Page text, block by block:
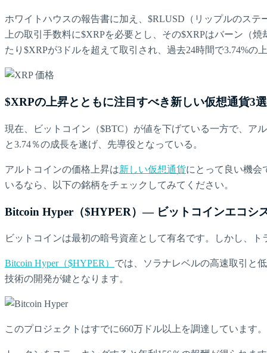
ホワイトハウスの報告書に加え、$RLUSD（リップルのス
上の取引手数料に$XRPを必要とし、その$XRPはバーン（
たり$XRPが3ドルを超えて取引され、過去24時間で3.74%の
$XRPの上昇とともに注目すべき新しい仮想通貨3選
現在、ビットコイン（$BTC）が値を下げている一方で、ア
と3.74％の成長を遂げ、先導役となっている。
アルトコインの価格上昇は新しい仮想通貨にとって良い機会
いるなら、以下の銘柄をチェックしてみてください。
Bitcoin Hyper（$HYPER）— ビットコインエコシ
ビットコインは最初の暗号資産として有名です。しかし、
Bitcoin Hyper（$HYPER） では、ソラナレベルの高速取引と
技術の開発が鍵となります。
このプロジェクトはすでに660万ドル以上を調達しています